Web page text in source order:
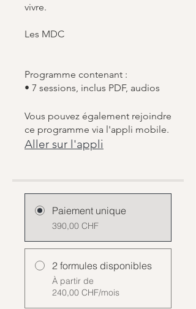
vivre.
Les MDC
Programme contenant :
• 7 sessions, inclus PDF, audios
Vous pouvez également rejoindre
ce programme via l'appli mobile.
Aller sur l'appli
Paiement unique
390,00 CHF
2 formules disponibles
À partir de
240,00 CHF/mois